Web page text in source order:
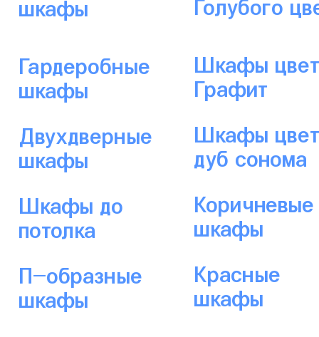
шкафы
Гардеробные
шкафы
Шкафы
Графит
Двухдверные
шкафы
Шкафы
дуб сонома
Шкафы до
потолка
Коричневые
шкафы
П-образные
шкафы
Красные
шкафы